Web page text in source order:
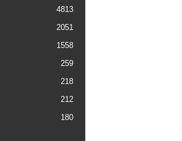
4813
2051
1558
259
218
212
180